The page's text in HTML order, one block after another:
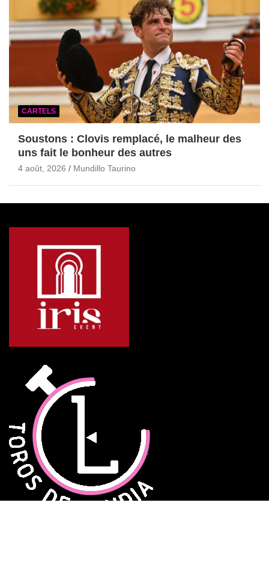
CARTELS
Soustons : Clovis remplacé, le malheur des
uns fait le bonheur des autres
4 août, 2026 Mundillo Taurino